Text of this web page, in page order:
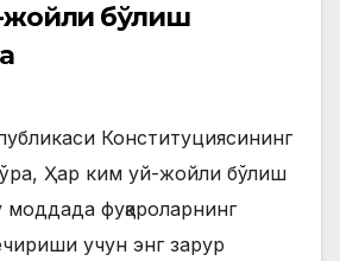
жойли бўлиш
Конституциясининг
Ҳар ким уй-жойли бўлиш
моддада фуқароларнинг
учун энг зарур